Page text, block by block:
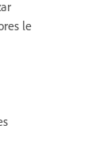
le